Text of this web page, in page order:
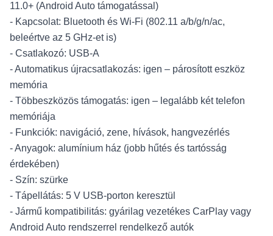
11.0+ (Android Auto támogatással)
- Kapcsolat: Bluetooth és Wi‑Fi (802.11 a/b/g/n/ac,
beleértve az 5 GHz-et is)
- Csatlakozó: USB-A
- Automatikus újracsatlakozás: igen – párosított eszköz
memória
- Többeszközös támogatás: igen – legalább két telefon
memóriája
- Funkciók: navigáció, zene, hívások, hangvezérlés
- Anyagok: alumínium ház (jobb hűtés és tartósság
érdekében)
- Szín: szürke
- Tápellátás: 5 V USB-porton keresztül
- Jármű kompatibilitás: gyárilag vezetékes CarPlay vagy
Android Auto rendszerrel rendelkező autók